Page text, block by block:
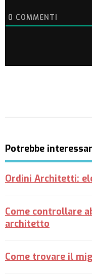
0 COMMENTI
Potrebbe
Ordini Architetti:
Come controllare
architetto
Come trovare il